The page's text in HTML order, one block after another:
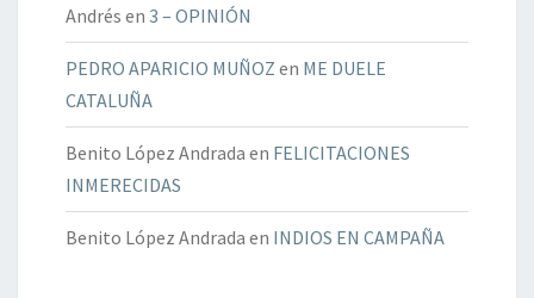
Andrés en 3 – OPINIÓN
PEDRO APARICIO MUÑOZ en ME DUELE
CATALUÑA
Benito López Andrada en FELICITACIONES
INMERECIDAS
Benito López Andrada en INDIOS EN CAMPAÑA